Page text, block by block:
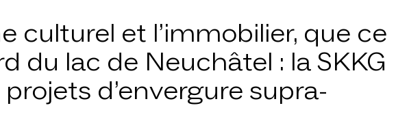
culturel et l’immobilier, que ce
du lac de Neuchâtel : la SKKG
d’envergure supra-